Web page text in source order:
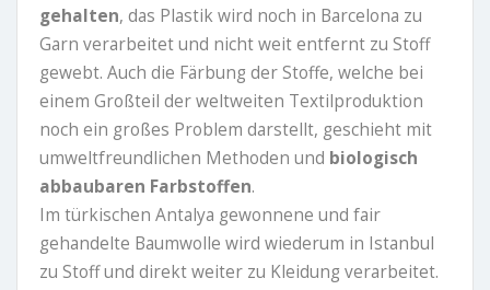
gehalten, das Plastik wird noch in Barcelona zu
Garn verarbeitet und nicht weit entfernt zu Stoff
gewebt. Auch die Färbung der Stoffe, welche bei
einem Großteil der weltweiten Textilproduktion
noch ein großes Problem darstellt, geschieht mit
umweltfreundlichen Methoden und biologisch
abbaubaren Farbstoffen.
Im türkischen Antalya gewonnene und fair
gehandelte Baumwolle wird wiederum in Istanbul
zu Stoff und direkt weiter zu Kleidung verarbeitet.